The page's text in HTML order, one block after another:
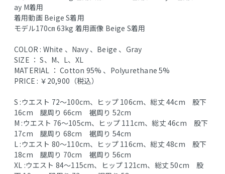
ay M着用
着用動画 Beige S着用
モデル170㎝ 63kg 着用画像 Beige S着用
COLOR : White 、Navy 、Beige 、Gray
SIZE ： S、M、L、XL
MATERIAL ： Cotton 95% 、Polyurethane 5%
PRICE : ￥20,900（税込）
S :ウエスト 72～100cm、ヒップ 106cm、総丈 44cm 股下
16cm 腿周り 66cm 裾周り 52cm
M :ウエスト 76～105cm、ヒップ 111cm、総丈 46cm 股下
17cm 腿周り 68cm 裾周り 54cm
L :ウエスト 80～110cm、ヒップ 116cm、総丈 48cm 股下
18cm 腿周り 70cm 裾周り 56cm
XL :ウエスト 84～115cm、ヒップ 121cm、総丈 50cm 股